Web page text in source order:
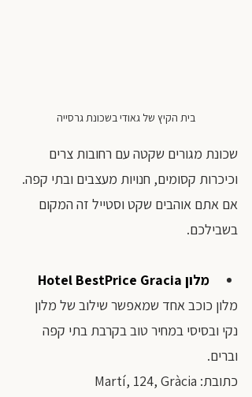
בית הקיץ של גאודי בשכונת גרסייה
שכונת מגורים שקטה עם רחובות צרים
וכיכרות קסומים, חנויות מעצבים ובתי קפה.
אם אתם אוהבים שקט וסטייל זה המקום
בשבילכם.
מלון Hotel BestPrice Gracia
מלון כוכב אחד שמאפשר שילוב של מלון
נקי ובסיסי במחיר טוב בקרבת בתי קפה
וברים.
כתובת: Martí, 124, Gràcia